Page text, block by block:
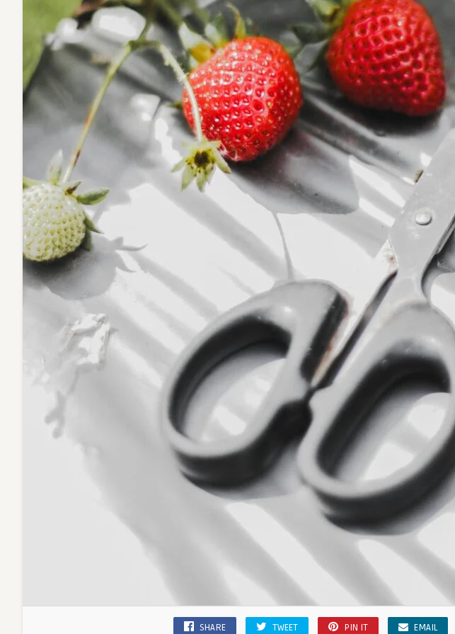
SHARE TWEET PIN IT EMAIL